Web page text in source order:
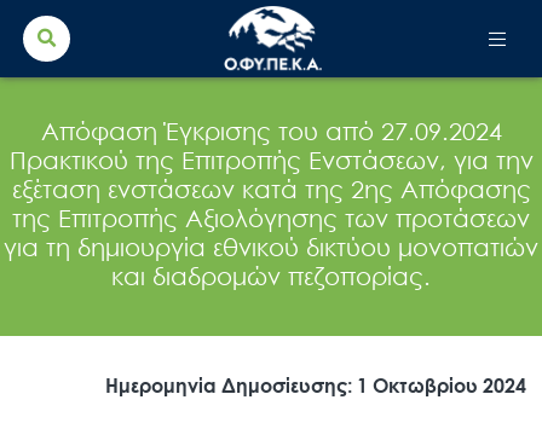
Search
for:
Απόφαση Έγκρισης του από 27.09.2024
Πρακτικού της Επιτροπής Ενστάσεων, για την
εξέταση ενστάσεων κατά της 2ης Απόφασης
της Επιτροπής Αξιολόγησης των προτάσεων
για τη δημιουργία εθνικού δικτύου μονοπατιών
και διαδρομών πεζοπορίας.
Ημερομηνία Δημοσίευσης: 1 Οκτωβρίου 2024